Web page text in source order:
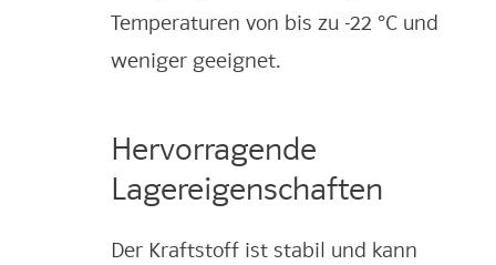
Temperaturen von bis zu -22 °C und
weniger geeignet.
Hervorragende
Lagereigenschaften
Der Kraftstoff ist stabil und kann